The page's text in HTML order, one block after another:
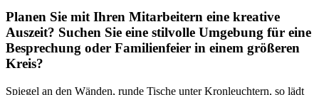
Planen Sie mit Ihren Mitarbeitern eine kreative
Auszeit? Suchen Sie eine stilvolle Umgebung für eine
Besprechung oder Familienfeier in einem größeren
Kreis?
Spiegel an den Wänden, runde Tische unter Kronleuchtern, so lädt